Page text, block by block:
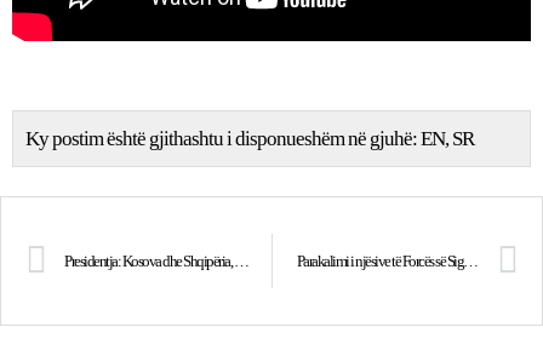
Ky postim është gjithashtu i disponueshëm në gjuhë:EN SR
Presidentja: Kosova dhe Shqipëria, bashkë në ditë të vështira e në ditë të mira Parakalimi i njësive të Forcës së Sigurisë së Kosovës dhe Policisë së Kosovës